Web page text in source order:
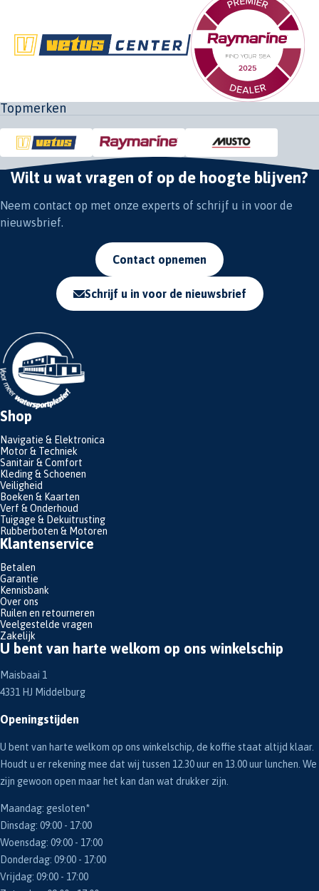
Topmerken
Wilt u wat vragen of op de hoogte blijven?
Neem contact op met onze experts of schrijf u in voor de
nieuwsbrief.
Contact opnemen
Schrijf u in voor de nieuwsbrief
Shop
Navigatie & Elektronica
Motor & Techniek
Sanitair & Comfort
Kleding & Schoenen
Veiligheid
Boeken & Kaarten
Verf & Onderhoud
Tuigage & Dekuitrusting
Rubberboten & Motoren
Klantenservice
Betalen
Garantie
Kennisbank
Over ons
Ruilen en retourneren
Veelgestelde vragen
Zakelijk
U bent van harte welkom op ons winkelschip
Maisbaai 1
4331 HJ Middelburg
Openingstijden
U bent van harte welkom op ons winkelschip, de koffie staat altijd klaar.
Houdt u er rekening mee dat wij tussen 12.30 uur en 13.00 uur lunchen. We
zijn gewoon open maar het kan dan wat drukker zijn.
Maandag: gesloten*
Dinsdag: 09:00 - 17:00
Woensdag: 09:00 - 17:00
Donderdag: 09:00 - 17:00
Vrijdag: 09:00 - 17:00